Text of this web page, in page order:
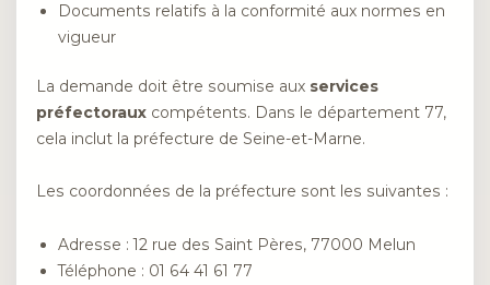
Documents relatifs à la conformité aux normes en
vigueur
La demande doit être soumise aux services
préfectoraux compétents. Dans le département 77,
cela inclut la préfecture de Seine-et-Marne.
Les coordonnées de la préfecture sont les suivantes :
Adresse : 12 rue des Saint Pères, 77000 Melun
Téléphone : 01 64 41 61 77